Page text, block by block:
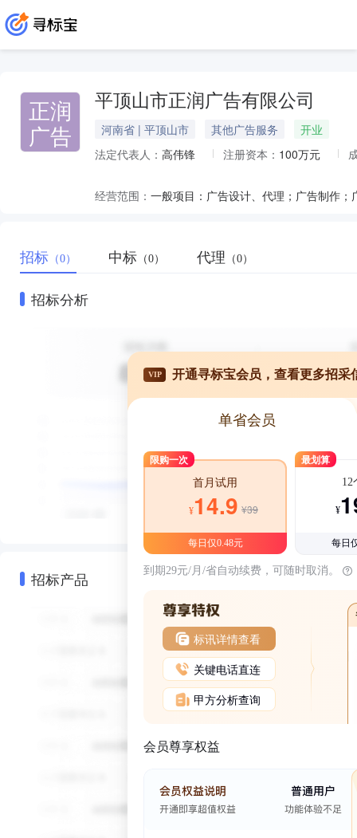
正润
广告
平顶山市正润广告有限公司
河南省 | 平顶山市 其他广告服务
开业
法定代表人： 高伟锋 注册资本： 100万元
经营范围：
招标 （0） 中标 （0） 代理 （0）
招标分析
招标产品
VIP 开通寻标宝会员，查看更多招采
单省会员
限购一次
首月试用
¥14.9 ¥39
每日仅0.48元
最划算
12
¥
每日
到期29元/月/省自动续费，可随时取消。
标讯详情查看
关键电话直连
甲方分析查询
会员尊享权益